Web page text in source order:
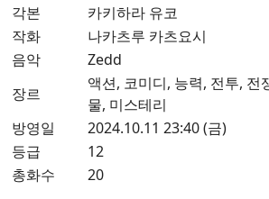
각본
카키하라 유코
작화
나카츠루 카츠요시
음악
Zedd
장르
액션, 코미디, 능력, 전투, 전
물, 미스테리
방영일
2024.10.11 23:40 (금)
등급
12
총화수
20